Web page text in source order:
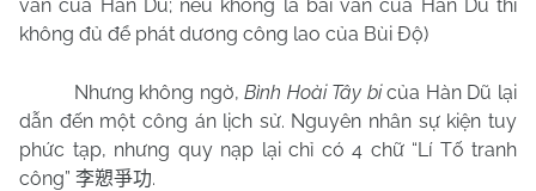
văn của Hàn Dũ; nếu không là bài văn của Hàn Dũ thì
không đủ để phát dương công lao của Bùi Độ)
Nhưng không ngờ,Bình Hoài Tây bicủa Hàn Dũ lại
dẫn đến một công án lịch sử. Nguyên nhân sự kiện tuy
phức tạp, nhưng quy nạp lại chỉ có 4 chữ “Lí Tố tranh
công” 李愬爭功.